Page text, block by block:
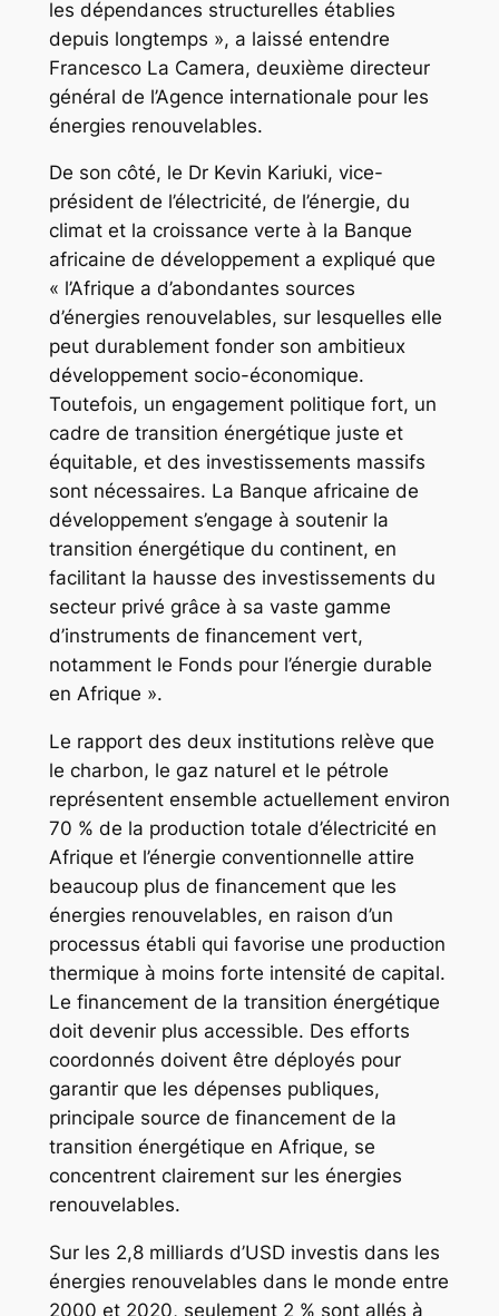
les dépendances structurelles établies
depuis longtemps », a laissé entendre
Francesco La Camera, deuxième directeur
général de l’Agence internationale pour les
énergies renouvelables.
De son côté, le Dr Kevin Kariuki, vice-
président de l’électricité, de l’énergie, du
climat et la croissance verte à la Banque
africaine de développement a expliqué que
« l’Afrique a d’abondantes sources
d’énergies renouvelables, sur lesquelles elle
peut durablement fonder son ambitieux
développement socio-économique.
Toutefois, un engagement politique fort, un
cadre de transition énergétique juste et
équitable, et des investissements massifs
sont nécessaires. La Banque africaine de
développement s’engage à soutenir la
transition énergétique du continent, en
facilitant la hausse des investissements du
secteur privé grâce à sa vaste gamme
d’instruments de financement vert,
notamment le Fonds pour l’énergie durable
en Afrique ».
Le rapport des deux institutions relève que
le charbon, le gaz naturel et le pétrole
représentent ensemble actuellement environ
70 % de la production totale d’électricité en
Afrique et l’énergie conventionnelle attire
beaucoup plus de financement que les
énergies renouvelables, en raison d’un
processus établi qui favorise une production
thermique à moins forte intensité de capital.
Le financement de la transition énergétique
doit devenir plus accessible. Des efforts
coordonnés doivent être déployés pour
garantir que les dépenses publiques,
principale source de financement de la
transition énergétique en Afrique, se
concentrent clairement sur les énergies
renouvelables.
Sur les 2,8 milliards d’USD investis dans les
énergies renouvelables dans le monde entre
2000 et 2020, seulement 2 % sont allés à